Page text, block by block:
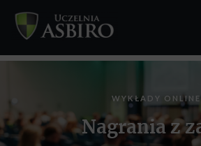
WYKŁADY ONLINE
Nagrania z